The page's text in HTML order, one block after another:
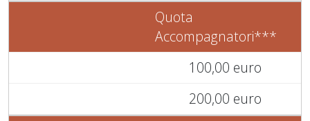
Quota
Accompagnatori***
100,00 euro
200,00 euro